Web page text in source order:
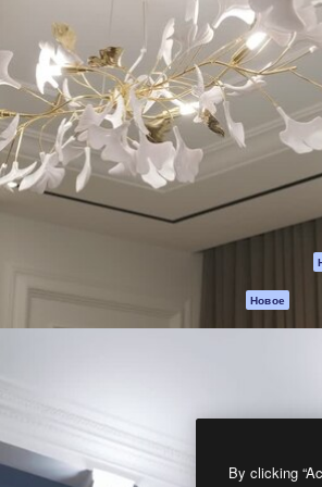
ИИ
Более 1 миллиона
креаторов,
и студий.
Spaces
ИИ-помощник
Генератор
изображений ИИ
Генератор видео
ИИ
Генератор голоса
на основе ИИ
Стоковый контент
MCP для
Новое
API
Magnific
By clicking